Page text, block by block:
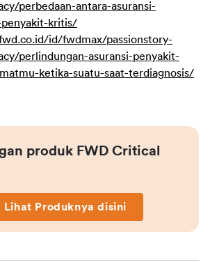
perbedaan-antara-asuransi-
penyakit-kritis/
id/fwdmax/passionstory-
perlindungan-asuransi-penyakit-
ketika-suatu-saat-terdiagnosis/
produk FWD Critical
Lihat Produknya disini